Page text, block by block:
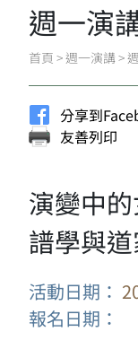
週一演
首頁 >週一演講>
分享到
友善列印
演變中
譜學與
活動日期：
報名日期：